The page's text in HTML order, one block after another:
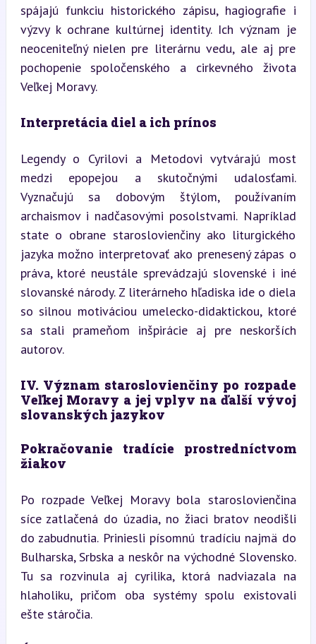
spájajú funkciu historického zápisu, hagiografie i
výzvy k ochrane kultúrnej identity. Ich význam je
neoceniteľný nielen pre literárnu vedu, ale aj pre
pochopenie spoločenského a cirkevného života
Veľkej Moravy.
Interpretácia diel a ich prínos
Legendy o Cyrilovi a Metodovi vytvárajú most
medzi epopejou a skutočnými udalosťami.
Vyznačujú sa dobovým štýlom, používaním
archaismov i nadčasovými posolstvami. Napríklad
state o obrane staroslovienčiny ako liturgického
jazyka možno interpretovať ako prenesený zápas o
práva, ktoré neustále sprevádzajú slovenské i iné
slovanské národy. Z literárneho hľadiska ide o diela
so silnou motiváciou umelecko-didaktickou, ktoré
sa stali prameňom inšpirácie aj pre neskorších
autorov.
IV. Význam staroslovienčiny po rozpade
Veľkej Moravy a jej vplyv na ďalší vývoj
slovanských jazykov
Pokračovanie tradície prostredníctvom
žiakov
Po rozpade Veľkej Moravy bola staroslovienčina
síce zatlačená do úzadia, no žiaci bratov neodišli
do zabudnutia. Priniesli písomnú tradíciu najmä do
Bulharska, Srbska a neskôr na východné Slovensko.
Tu sa rozvinula aj cyrilika, ktorá nadviazala na
hlaholiku, pričom oba systémy spolu existovali
ešte stáročia.